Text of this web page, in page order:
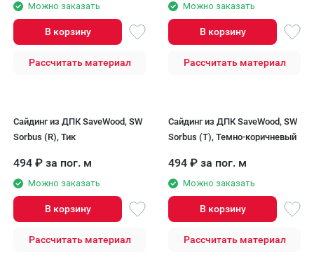
Можно заказать
В корзину
Рассчитать материал
Можно заказать
В корзину
Рассчитать материал
Сайдинг из ДПК SaveWood, SW
Sorbus (R), Тик
494 ₽ за пог. м
Можно заказать
В корзину
Рассчитать материал
Сайдинг из ДПК SaveWood, SW
Sorbus (T), Темно-коричневый
494 ₽ за пог. м
Можно заказать
В корзину
Рассчитать материал